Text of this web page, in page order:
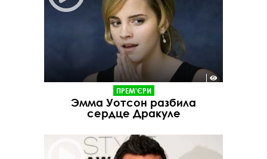
ПРЕМ'ЄРИ
Эмма Уотсон разбила
сердце Дракуле